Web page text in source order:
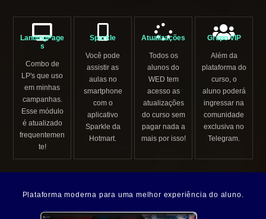
LandingPage
s
Combo de
LP's que uso
em minhas
campanhas.
Esse módulo
é atualizado
frequentemen
te!
Sparkle
Você pode
assistir as
aulas no
smartphone
com o
aplicativo
Sparkle da
Hotmart.
Atualizações
Todos os
alunos do
WED tem
acesso as
atualizações
do curso sem
pagar nada a
mais por isso!
Grupo VIP
Além da
plataforma do
curso, o
aluno poderá
ingressar na
comunidade
exclusiva no
Telegram.
Plataforma moderna para uma melhor experiência do aluno.